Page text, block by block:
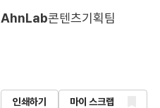
AhnLab콘텐츠기획팀
인쇄하기 마이 스크랩